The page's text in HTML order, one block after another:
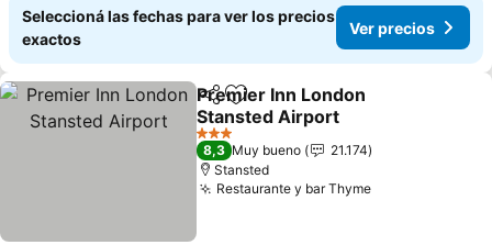
Seleccioná las fechas para ver los precios
exactos
Ver precios
CompartirAñadir a favoritos
Premier Inn London
Stansted Airport
Ver precios
3 Estrellas
8,3 Muy bueno
21.174
Stansted
Restaurante y bar ThymeVer precios